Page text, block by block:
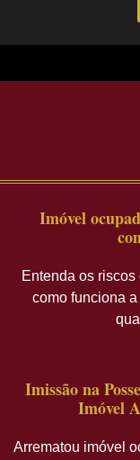
Imóvel
Entenda os
como funciona
Imissão na
Imóvel
Arrematou imóvel